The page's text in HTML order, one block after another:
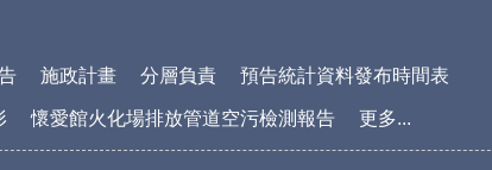
施政計畫 分層負責 預告統計資料發布時間表
懷愛館火化場排放管道空污檢測報告 更多...